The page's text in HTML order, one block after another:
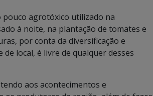
pouco agrotóxico utilizado na
à noite, na plantação de tomates e
por conta da diversificação e
local, é livre de qualquer desses
aos acontecimentos e